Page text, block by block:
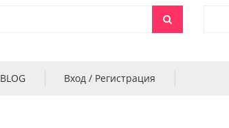
BLOG Вход / Регистрация